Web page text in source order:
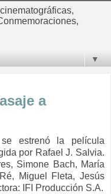
▼
a
estrenó la película
por Rafael J. Salvia.
Simone Bach, María
Miguel Fleta, Jesús
IFI Producción S.A.